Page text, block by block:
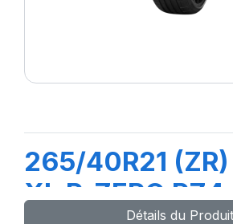
265/40R21
XL P-ZERO PZ4
Détails du Produit